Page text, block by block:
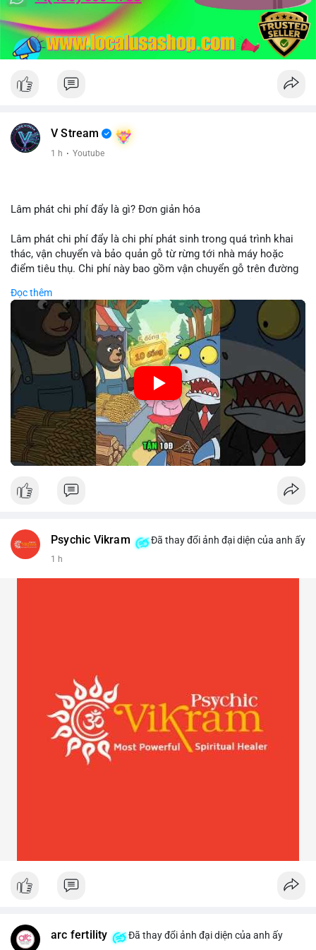
V Stream
1 h · Youtube
Lâm phát chi phí đẩy là gì? Đơn giản hóa
Lâm phát chi phí đẩy là chi phí phát sinh trong quá trình khai
thác, vận chuyển và bảo quản gỗ từ rừng tới nhà máy hoặc
điểm tiêu thụ. Chi phí này bao gồm vận chuyển gỗ trên đường
điều kiện địa hình. Việc hiểu rõ chi phí đẩy giúp doanh nghiệp
lâm nghiệp tối ưu hoá chuỗi cung ứng và kiểm soát lợi nhuận.
🎥 Xem video trực tiếp tại:
Nguồn: Cú Thông Thái
Đọc thêm
Psychic Vikram Đã thay đổi ảnh đại diện của anh ấy
1 h
arc fertility Đã thay đổi ảnh đại diện của anh ấy